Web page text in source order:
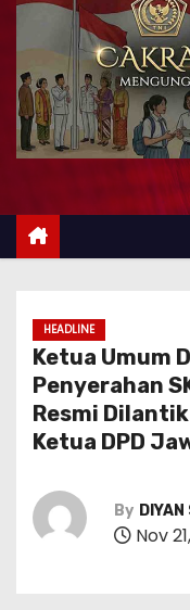
HEADLINE
Ketua Umum
Penyerahan
Resmi
Ketua DPD
By
Nov